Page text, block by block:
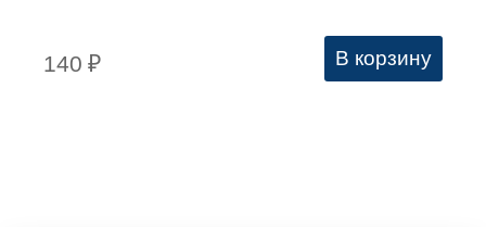
140 ₽ В корзину